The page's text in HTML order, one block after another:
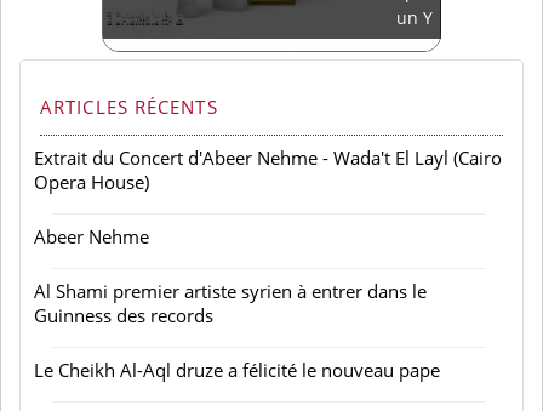
un Y
ARTICLES RÉCENTS
Extrait du Concert d'Abeer Nehme - Wada't El Layl (Cairo
Opera House)
Abeer Nehme
Al Shami premier artiste syrien à entrer dans le
Guinness des records
Le Cheikh Al-Aql druze a félicité le nouveau pape